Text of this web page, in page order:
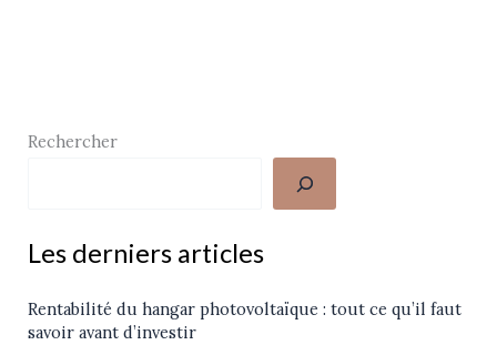
Rechercher
Les derniers articles
Rentabilité du hangar photovoltaïque : tout ce qu’il faut
savoir avant d’investir